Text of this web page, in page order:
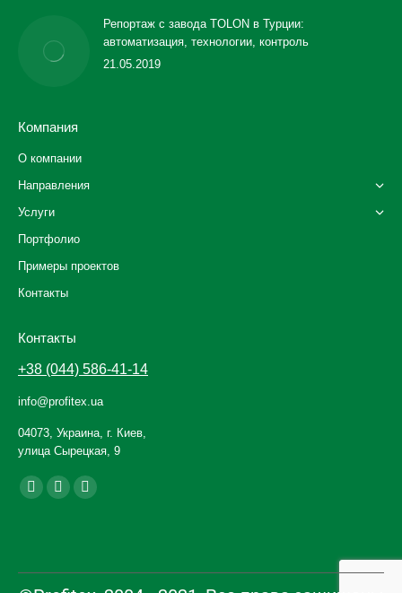
Репортаж с завода TOLON в Турции:
автоматизация, технологии, контроль
21.05.2019
Компания
О компании
Направления
Услуги
Портфолио
Примеры проектов
Контакты
Контакты
+38 (044) 586-41-14
info@profitex.ua
04073, Украина, г. Киев,
улица Сырецкая, 9
Ищите нас:
Facebook
new
YouTube
new
Instagram
new